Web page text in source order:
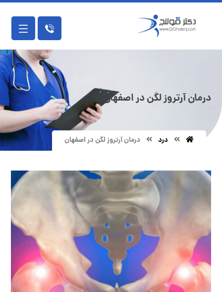
درمان آرتروز لگن در اصفهان
درد درمان آرتروز لگن در اصفهان